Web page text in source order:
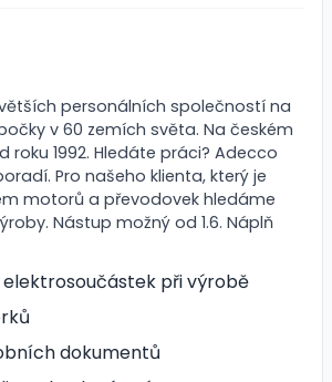
personálních společností na
v 60 zemích světa. Na českém
roku 1992. Hledáte práci? Adecco
Pro našeho klienta, který je
motorů a převodovek hledáme
Nástup možný od 1.6. Náplň
při výrobě
dokumentů